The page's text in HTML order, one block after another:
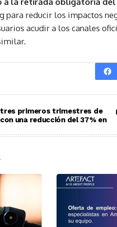
para reducir los impactos
acudir a los canales
primeros trimestres de
una reducción del 37% en